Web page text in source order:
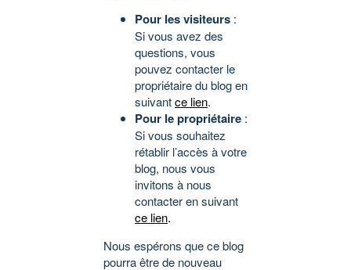
Pour les visiteurs :
Si vous avez des
questions, vous
pouvez contacter le
propriétaire du blog en
suivantce lien.
Pour le propriétaire :
Si vous souhaitez
rétablir l’accès à votre
blog, nous vous
invitons à nous
contacter en suivant
ce lien.
Nous espérons que ce blog
pourra être de nouveau